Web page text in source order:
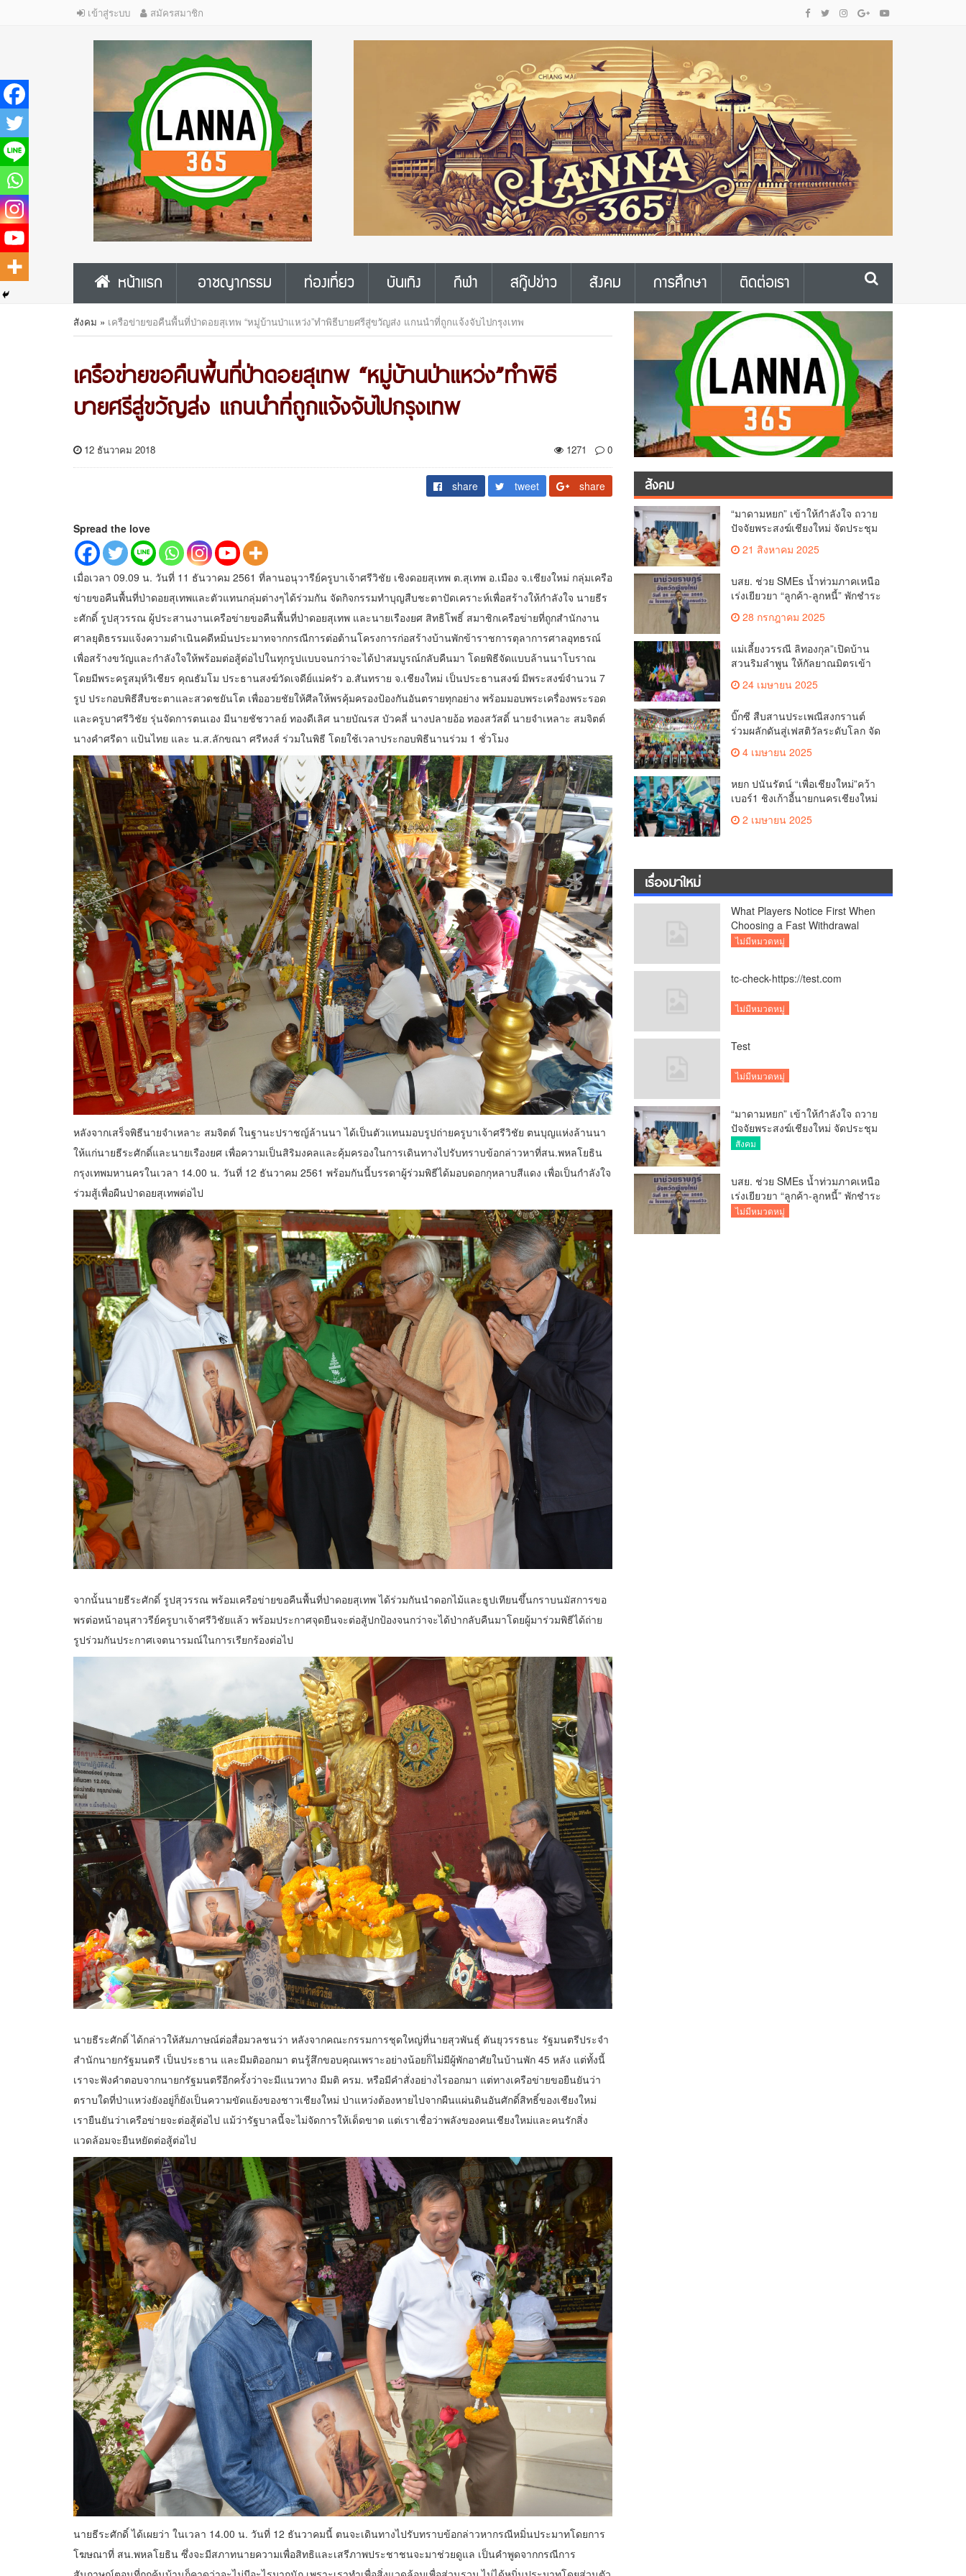
เข้าสู่ระบบ สมัครสมาชิก
หน้าแรก อาชญากรรม ท่องเที่ยว บันเทิง กีฬา สกู๊ปข่าว สังคม การศึกษา ติดต่อเรา
สังคม » เครือข่ายขอคืนพื้นที่ป่าดอยสุเทพ “หมู่บ้านป่าแหว่ง”ทำพิธีบายศรีสู่ขวัญส่ง แกนนำที่ถูกแจ้งจับไปกรุงเทพ
เครือข่ายขอคืนพื้นที่ป่าดอยสุเทพ “หมู่บ้านป่าแหว่ง”ทำพิธี
บายศรีสู่ขวัญส่ง แกนนำที่ถูกแจ้งจับไปกรุงเทพ
12 ธันวาคม 2018 1271 0
share tweet share
Spread the love
เมื่อเวลา 09.09 น. วันที่ 11 ธันวาคม 2561 ที่ลานอนุวารีย์ครูบาเจ้าศรีวิชัย เชิงดอยสุเทพ ต.สุเทพ อ.เมือง จ.เชียงใหม่ กลุ่มเครือ
ข่ายขอคืนพื้นที่ป่าดอยสุเทพและตัวแทนกลุ่มต่างๆได้ร่วมกัน จัดกิจกรรมทำบุญสืบชะตาปัดเคราะห์เพื่อสร้างให้กำลังใจ นายธีร
ะศักดิ์ รูปสุวรรณ ผู้ประสานงานเครือข่ายขอคืนพื้นที่ป่าดอยสุเทพ และนายเรืองยศ สิทธิโพธิ์ สมาชิกเครือข่ายที่ถูกสำนักงาน
ศาลยุติธรรมแจ้งความดำเนินคดีหมิ่นประมาทจากกรณีการต่อต้านโครงการก่อสร้างบ้านพักข้าราชการตุลาการศาลอุทธรณ์
เพื่อสร้างขวัญและกำลังใจให้พร้อมต่อสู้ต่อไปในทุกรูปแบบจนกว่าจะได้ป่าสมบูรณ์กลับคืนมา โดยพิธีจัดแบบล้านนาโบราณ
โดยมีพระครูสมุห์วิเชียร คุณธัมโม ประธานสงฆ์วัดเจดีย์แม่ครัว อ.สันทราย จ.เชียงใหม่ เป็นประธานสงฆ์ มีพระสงฆ์จำนวน 7
รูป ประกอบพิธีสืบชะตาและสวดชยันโต เพื่ออวยชัยให้ศีลให้พรคุ้มครองป้องกันอันตรายทุกอย่าง พร้อมมอบพระเครื่องพระรอด
และครูบาศรีวิชัย รุ่นจัดการตนเอง มีนายชัชวาลย์ ทองดีเลิศ นายบัณรส บัวคลี่ นางปลายอ้อ ทองสวัสดิ์ นายจำเหลาะ สมจิตต์
นางคำศรีดา แป้นไทย และ น.ส.ลักขณา ศรีหงส์ ร่วมในพิธี โดยใช้เวลาประกอบพิธีนานร่วม 1 ชั่วโมง
หลังจากเสร็จพิธีนายจำเหลาะ สมจิตต์ ในฐานะปราชญ์ล้านนา ได้เป็นตัวแทนมอบรูปถ่ายครูบาเจ้าศรีวิชัย ตนบุญแห่งล้านนา
ให้แก่นายธีระศักดิ์และนายเรืองยศ เพื่อความเป็นสิริมงคลและคุ้มครองในการเดินทางไปรับทราบข้อกล่าวหาที่สน.พหลโยธิน
กรุงเทพมหานครในเวลา 14.00 น. วันที่ 12 ธันวาคม 2561 พร้อมกันนี้บรรดาผู้ร่วมพิธีได้มอบดอกกุหลาบสีแดง เพื่อเป็นกำลังใจ
ร่วมสู้เพื่อผืนป่าดอยสุเทพต่อไป
จากนั้นนายธีระศักดิ์ รูปสุวรรณ พร้อมเครือข่ายขอคืนพื้นที่ป่าดอยสุเทพ ได้ร่วมกันนำดอกไม้และธูปเทียนขึ้นกราบนมัสการขอ
พรต่อหน้าอนุสาวรีย์ครูบาเจ้าศรีวิชัยแล้ว พร้อมประกาศจุดยืนจะต่อสู้ปกป้องจนกว่าจะได้ป่ากลับคืนมาโดยผู้มาร่วมพิธีได้ถ่าย
รูปร่วมกันประกาศเจตนารมณ์ในการเรียกร้องต่อไป
นายธีระศักดิ์ ได้กล่าวให้สัมภาษณ์ต่อสื่อมวลชนว่า หลังจากคณะกรรมการชุดใหญ่ที่นายสุวพันธุ์ ตันยุวรรธนะ รัฐมนตรีประจำ
สำนักนายกรัฐมนตรี เป็นประธาน และมีมติออกมา ตนรู้สึกขอบคุณเพราะอย่างน้อยก็ไม่มีผู้พักอาศัยในบ้านพัก 45 หลัง แต่ทั้งนี้
เราจะฟังคำตอบจากนายกรัฐมนตรีอีกครั้งว่าจะมีแนวทาง มีมติ ครม. หรือมีคำสั่งอย่างไรออกมา แต่ทางเครือข่ายขอยืนยันว่า
ตราบใดที่ป่าแหว่งยังอยู่ก็ยังเป็นความขัดแย้งของชาวเชียงใหม่ ป่าแหว่งต้องหายไปจากผืนแผ่นดินอันศักดิ์สิทธิ์ของเชียงใหม่
เรายืนยันว่าเครือข่ายจะต่อสู้ต่อไป แม้ว่ารัฐบาลนี้จะไม่จัดการให้เด็ดขาด แต่เราเชื่อว่าพลังของคนเชียงใหม่และคนรักสิ่ง
แวดล้อมจะยืนหยัดต่อสู้ต่อไป
นายธีระศักดิ์ ได้เผยว่า ในเวลา 14.00 น. วันที่ 12 ธันวาคมนี้ ตนจะเดินทางไปรับทราบข้อกล่าวหากรณีหมิ่นประมาทโดยการ
โฆษณาที่ สน.พหลโยธิน ซึ่งจะมีสภาทนายความเพื่อสิทธิและเสรีภาพประชาชนจะมาช่วยดูแล เป็นคำพูดจากกรณีการ
สังคม
“มาดามหยก” เข้าให้กำลังใจ ถวาย
ปัจจัยพระสงฆ์เชียงใหม่ จัดประชุม
ทำบัญชีรายรับรายจ่ายของวัด กว่า
300 รูป ที่วัดสวนดอก
21 สิงหาคม 2025
บสย. ช่วย SMEs น้ำท่วมภาคเหนือ
เร่งเยียวยา “ลูกค้า-ลูกหนี้” พักชำระ
ค่าธรรมเนียม-ค่างวด
28 กรกฎาคม 2025
แม่เลี้ยงวรรณี ลิทองกุล”เปิดบ้าน
สวนริมลำพูน ให้กัลยาณมิตรเข้า
สระเกล้าดำหัว ขอพรเนื่องใน
ประเพณีสงกรานต์ 2568 เพื่อ
สืบสาน อนุรักษ์ประเพณีอันดีงามที่
สืบทอดกันมาแต่โบราณ
24 เมษายน 2025
บิ๊กซี สืบสานประเพณีสงกรานต์
ร่วมผลักดันสู่เฟสติวัลระดับโลก จัด
แคมเปญ “สาดสนุกรับสงกรานต์ที่
บิ๊กซี” อัดโปรฉ่ำ ลดสูงสุด 50%
ไทย – ต่างชาติ คาดยอดขายโตก
ว่า 2,132 ล้านบาท
4 เมษายน 2025
หยก ปนันรัตน์ “เพื่อเชียงใหม่”คว้า
เบอร์1 ชิงเก้าอี้นายกนครเชียงใหม่
พร้อมลุยหาเสียงเต็มที่
2 เมษายน 2025
เรื่องมาใหม่
What Players Notice First When
Choosing a Fast Withdrawal
Casino UK
ไม่มีหมวดหมู่
tc-check-https://test.com
ไม่มีหมวดหมู่
Test
ไม่มีหมวดหมู่
“มาดามหยก” เข้าให้กำลังใจ ถวาย
ปัจจัยพระสงฆ์เชียงใหม่ จัดประชุม
ทำบัญชีรายรับรายจ่ายของวัด กว่า
สังคม
บสย. ช่วย SMEs น้ำท่วมภาคเหนือ
เร่งเยียวยา “ลูกค้า-ลูกหนี้” พักชำระ
ค่าธรรมเนียม-ค่างวด
ไม่มีหมวดหมู่